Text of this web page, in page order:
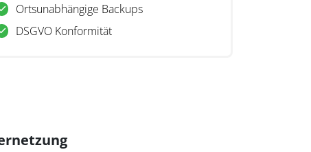
Ortsunabhängige Backups
DSGVO Konformität